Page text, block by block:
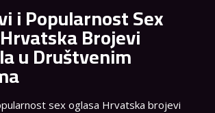
i Popularnost Sex
Brojevi
u Društvenim
sex oglasa Hrvatska brojevi